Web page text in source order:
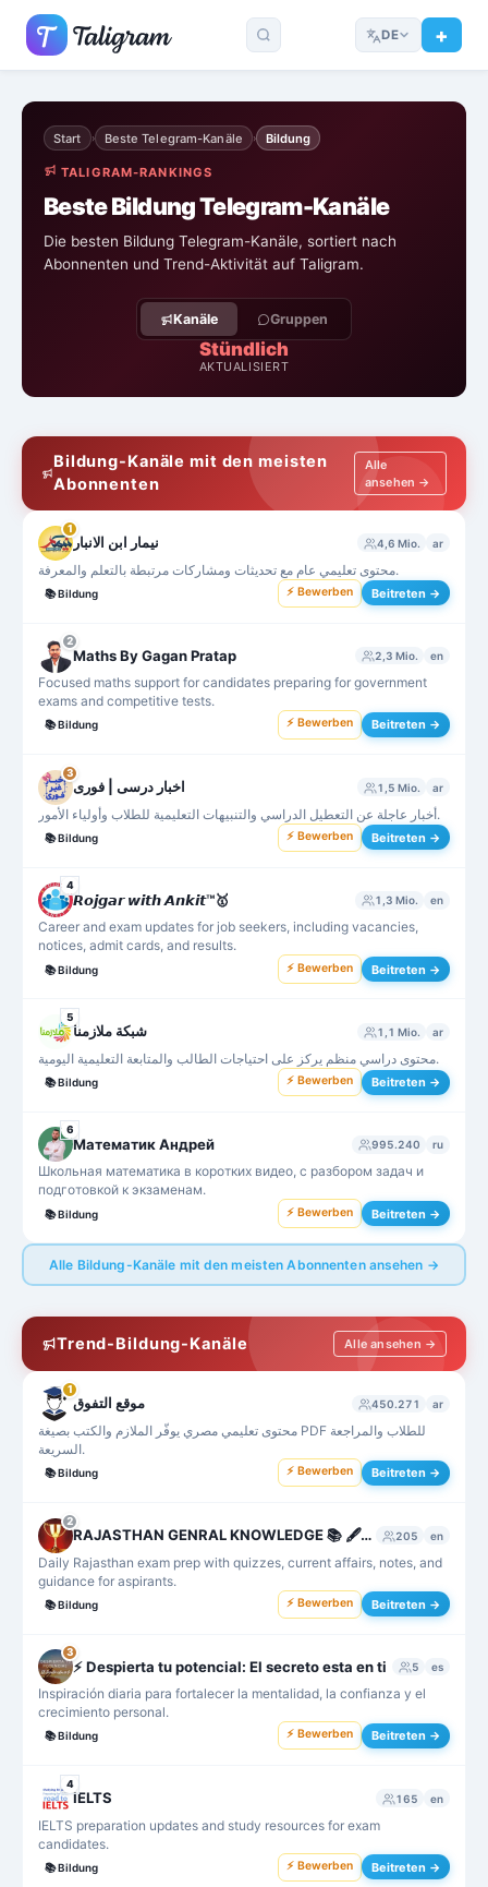
DE
Start › Beste Telegram-Kanäle › Bildung
TALIGRAM-RANKINGS
Beste Bildung Telegram-Kanäle
Die besten Bildung Telegram-Kanäle, sortiert nach
Abonnenten und Trend-Aktivität auf Taligram.
Kanäle Gruppen
Stündlich
AKTUALISIERT
Bildung-Kanäle mit den meisten
Abonnenten
Alle
ansehen →
1
نيمار ابن الانبار 4,6 Mio. ar
محتوى تعليمي عام مع تحديثات ومشاركات مرتبطة بالتعلم والمعرفة.
📚Bildung ⚡ Bewerben Beitreten →
2
Maths By Gagan Pratap 2,3 Mio. en
Focused maths support for candidates preparing for government
exams and competitive tests.
📚Bildung ⚡ Bewerben Beitreten →
3
اخبار درسی | فوری 1,5 Mio. ar
أخبار عاجلة عن التعطيل الدراسي والتنبيهات التعليمية للطلاب وأولياء الأمور.
📚Bildung ⚡ Bewerben Beitreten →
4
𝙍𝙤𝙟𝙜𝙖𝙧 𝙬𝙞𝙩𝙝 𝘼𝙣𝙠𝙞𝙩™🥇 1,3 Mio. en
Career and exam updates for job seekers, including vacancies,
notices, admit cards, and results.
📚Bildung ⚡ Bewerben Beitreten →
5
شبكة ملازمنا 1,1 Mio. ar
محتوى دراسي منظم يركز على احتياجات الطالب والمتابعة التعليمية اليومية.
📚Bildung ⚡ Bewerben Beitreten →
6
Математик Андрей 995.240 ru
Школьная математика в коротких видео, с разбором задач и
подготовкой к экзаменам.
📚Bildung ⚡ Bewerben Beitreten →
Alle Bildung-Kanäle mit den meisten Abonnenten ansehen →
Trend-Bildung-Kanäle Alle ansehen →
1
موقع التفوق 450.271 ar
محتوى تعليمي مصري يوفّر الملازم والكتب بصيغة PDF للطلاب والمراجعة
السريعة.
📚Bildung ⚡ Bewerben Beitreten →
2
RAJASTHAN GENRAL KNOWLEDGE 📚 🖋️🎖️🏆 205 en
Daily Rajasthan exam prep with quizzes, current affairs, notes, and
guidance for aspirants.
📚Bildung ⚡ Bewerben Beitreten →
3
⚡️ Despierta tu potencial: El secreto esta en ti 5 es
Inspiración diaria para fortalecer la mentalidad, la confianza y el
crecimiento personal.
📚Bildung ⚡ Bewerben Beitreten →
4
IELTS 165 en
IELTS preparation updates and study resources for exam
candidates.
📚Bildung ⚡ Bewerben Beitreten →